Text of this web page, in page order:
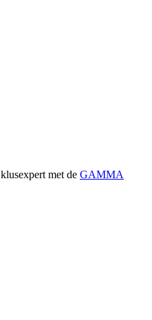
met de GAMMA